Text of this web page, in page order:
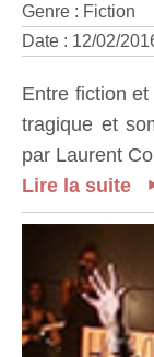
Genre : Fiction
Date : 12/02/
Entre fiction
tragique et
par Laurent
Lire la suite